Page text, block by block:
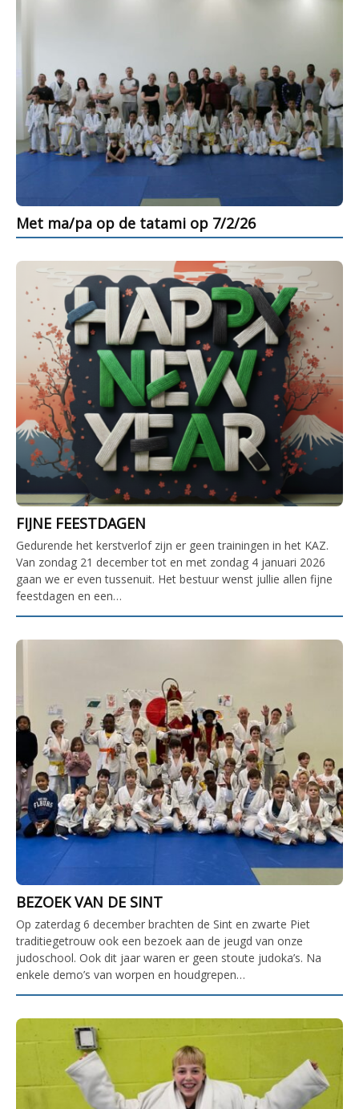
Met ma/pa op de tatami op 7/2/26
FIJNE FEESTDAGEN
Gedurende het kerstverlof zijn er geen trainingen in het KAZ.
Van zondag 21 december tot en met zondag 4 januari 2026
gaan we er even tussenuit. Het bestuur wenst jullie allen fijne
feestdagen en een…
BEZOEK VAN DE SINT
Op zaterdag 6 december brachten de Sint en zwarte Piet
traditiegetrouw ook een bezoek aan de jeugd van onze
judoschool. Ook dit jaar waren er geen stoute judoka’s. Na
enkele demo’s van worpen en houdgrepen…